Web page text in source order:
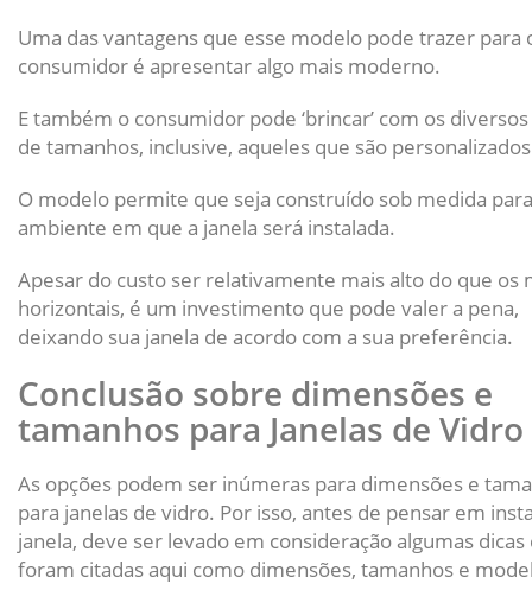
Uma das vantagens que esse modelo pode trazer para
consumidor é apresentar algo mais moderno.
E também o consumidor pode ‘brincar’ com os
de tamanhos, inclusive, aqueles que são
O modelo permite que seja construído sob medida
ambiente em que a janela será instalada.
Apesar do custo ser relativamente mais alto do que os
horizontais, é um investimento que pode valer a pena,
deixando sua janela de acordo com a sua preferência.
Conclusão sobre dimensões e
tamanhos para Janelas de Vidro
As opções podem ser inúmeras para dimensões e
para janelas de vidro. Por isso, antes de pensar em
janela, deve ser levado em consideração algumas dicas
foram citadas aqui como dimensões, tamanhos e